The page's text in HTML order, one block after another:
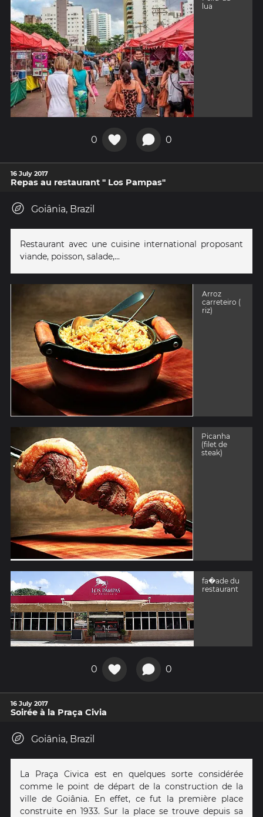
lua
0 0
16 July 2017
Repas au restaurant " Los Pampas"
Goiânia, Brazil
Restaurant avec une cuisine international proposant
viande, poisson, salade,...
Arroz
carreteiro (
riz)
Picanha
(filet de
steak)
fa�ade du
restaurant
0 0
16 July 2017
Soirée à la Praça Civia
Goiânia, Brazil
La Praça Civica est en quelques sorte considérée
comme le point de départ de la construction de la
ville de Goiânia. En effet, ce fut la première place
construite en 1933. Sur la place se trouve depuis sa